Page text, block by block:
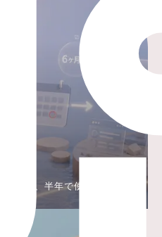
書いて、半年で使えなくな